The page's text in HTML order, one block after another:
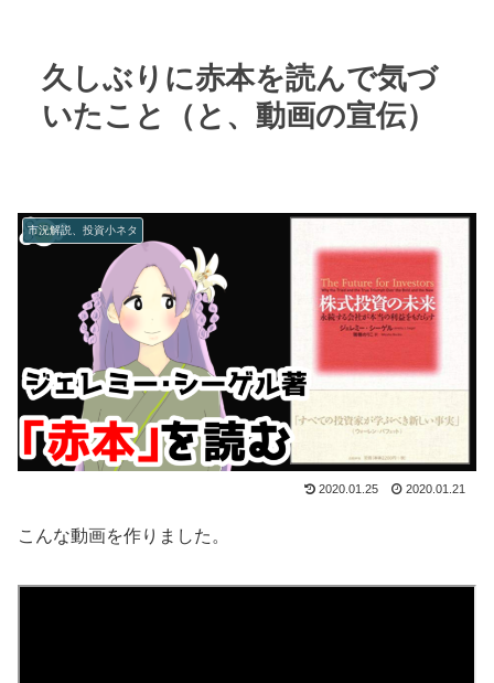
久しぶりに赤本を読んで気づ
いたこと（と、動画の宣伝）
市況解説、投資小ネタ
2020.01.25 2020.01.21
こんな動画を作りました。